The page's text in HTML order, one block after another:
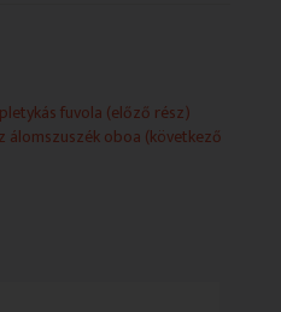
Szimfonikus Zenekara
a Magyar Média
készítette 2016-ban.)
fuvola (előző rész)
álomszuszék oboa (következő